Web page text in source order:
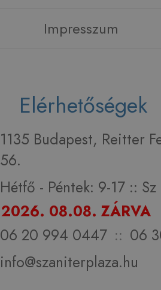
Impresszum
Elérhetőségek
1135 Budapest, Reitter
56.
Hétfő - Péntek: 9-17 :: Sz
2026. 08.08. ZÁRVA
06 20 994 0447 :: 06
info@szaniterplaza.hu